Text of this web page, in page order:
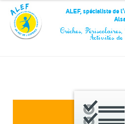
Panneau de gestion des cookies
ALEF, spécialiste de
Crèches,
Activités de